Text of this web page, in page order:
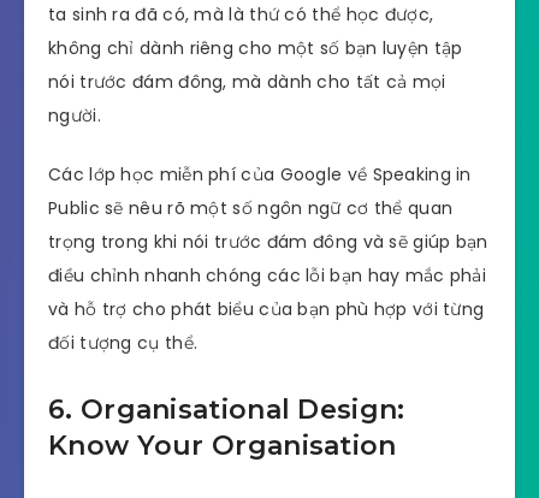
ta sinh ra đã có, mà là thứ có thể học được,
không chỉ dành riêng cho một số bạn luyện tập
nói trước đám đông, mà dành cho tất cả mọi
người.
Các lớp học miễn phí của Google về Speaking in
Public sẽ nêu rõ một số ngôn ngữ cơ thể quan
trọng trong khi nói trước đám đông và sẽ giúp bạn
điều chỉnh nhanh chóng các lỗi bạn hay mắc phải
và hỗ trợ cho phát biểu của bạn phù hợp với từng
đối tượng cụ thể.
6. Organisational Design:
Know Your Organisation